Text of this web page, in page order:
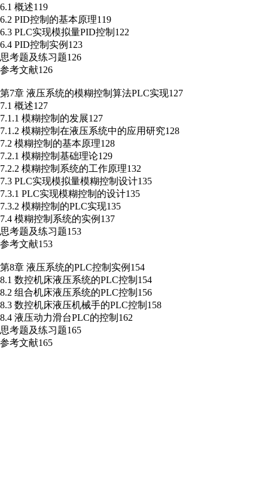
6.1 概述119
6.2 PID控制的基本原理119
6.3 PLC实现模拟量PID控制122
6.4 PID控制实例123
思考题及练习题126
参考文献126
第7章 液压系统的模糊控制算法PLC实现127
7.1 概述127
7.1.1 模糊控制的发展127
7.1.2 模糊控制在液压系统中的应用研究128
7.2 模糊控制的基本原理128
7.2.1 模糊控制基础理论129
7.2.2 模糊控制系统的工作原理132
7.3 PLC实现模拟量模糊控制设计135
7.3.1 PLC实现模糊控制的设计135
7.3.2 模糊控制的PLC实现135
7.4 模糊控制系统的实例137
思考题及练习题153
参考文献153
第8章 液压系统的PLC控制实例154
8.1 数控机床液压系统的PLC控制154
8.2 组合机床液压系统的PLC控制156
8.3 数控机床液压机械手的PLC控制158
8.4 液压动力滑台PLC的控制162
思考题及练习题165
参考文献165